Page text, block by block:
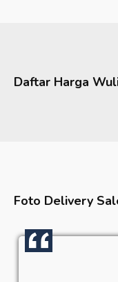
Daftar Harga
Foto Delivery